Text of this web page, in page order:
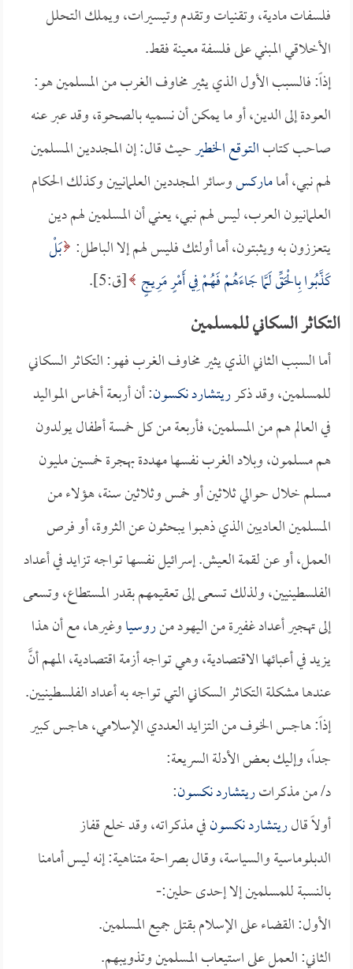
فلسفات مادية، وتقنيات وتقدم وتيسيرات، ويملك التحلل
الأخلاقي المبني على فلسفة معينة فقط.
إذاً: فالسبب الأول الذي يثير مخاوف الغرب من المسلمين هو:
العودة إلى الدين، أو ما يمكن أن نسميه بالصحوة، وقد عبر عنه
صاحب كتابالتوقع الخطيرحيث قال: إن المجددين المسلمين
لهم نبي، أماماركسوسائر المجددين العلمانيين وكذلك الحكام
العلمانيون العرب، ليس لهم نبي، يعني أن المسلمين لهم دين
يتعززون به ويثبتون، أما أولئك فليس لهم إلا الباطل: بَلْ
كَذَّبُوا بِالْحَقِّ لَمَّا جَاءَهُمْ فَهُمْ فِي أَمْرٍ مَرِيجٍ [ق:5].
التكاثر السكاني للمسلمين
أما السبب الثاني الذي يثير مخاوف الغرب فهو: التكاثر السكاني
للمسلمين، وقد ذكرريتشارد نكسون: أن أربعة أخماس المواليد
في العالم هم من المسلمين، فأربعة من كل خمسة أطفال يولدون
هم مسلمون، وبلاد الغرب نفسها مهددة بهجرة خمسين مليون
مسلم خلال حوالي ثلاثين أو خمس وثلاثين سنة، هؤلاء من
المسلمين العاديين الذي ذهبوا يبحثون عن الثروة، أو فرص
العمل، أو عن لقمة العيش. إسرائيل نفسها تواجه تزايد في أعداد
الفلسطينيين، ولذلك تسعى إلى تعقيمهم بقدر المستطاع، وتسعى
إلى تهجير أعداد غفيرة من اليهود منروسياوغيرها، مع أن هذا
يزيد في أعبائها الاقتصادية، وهي تواجه أزمة اقتصادية، المهم أنَّ
عندها مشكلة التكاثر السكاني التي تواجه به أعداد الفلسطينيين.
إذاً: هاجس الخوف من التزايد العددي الإسلامي، هاجس كبير
جداً، وإليك بعض الأدلة السريعة:
د/ من مذكراتريتشارد نكسون:
أولاً قالريتشارد نكسونفي مذكراته، وقد خلع قفاز
الدبلوماسية والسياسة، وقال بصراحة متناهية: إنه ليس أمامنا
بالنسبة للمسلمين إلا إحدى حلين:-
الأول: القضاء على الإسلام بقتل جميع المسلمين.
الثاني: العمل على استيعاب المسلمين وتذويبهم.